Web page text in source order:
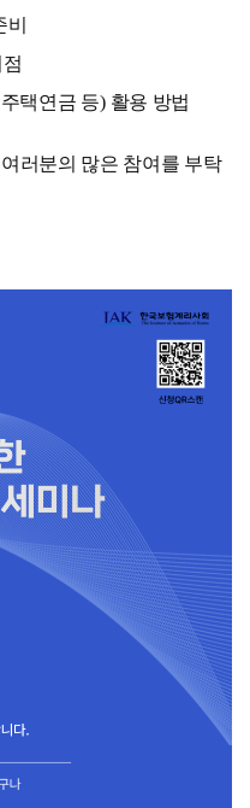
주택연금 등) 활용 방법
러분의 많은 참여를 부탁